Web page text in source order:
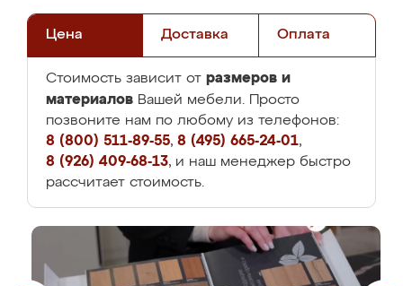
Цена Доставка Оплата
Стоимость зависит от размеров и
материалов Вашей мебели. Просто
позвоните нам по любому из телефонов:
8 (800) 511-89-55, 8 (495) 665-24-01,
8 (926) 409-68-13, и наш менеджер быстро
рассчитает стоимость.